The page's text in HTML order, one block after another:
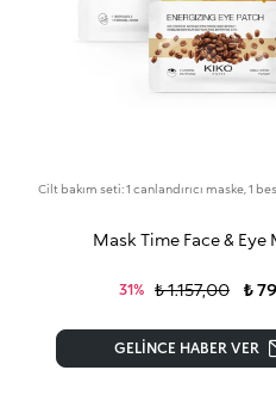
Mask Time Face & Eye
31% ₺ 1.157,00 ₺
GELINCE HABER VER